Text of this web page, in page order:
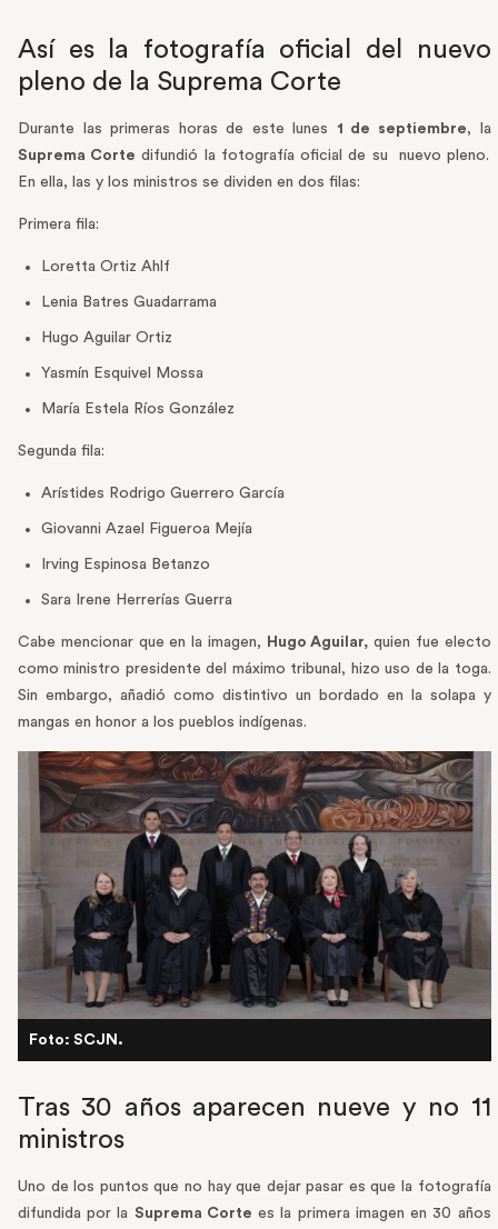
Así es la fotografía oficial del nuevo
pleno de la Suprema Corte
Durante las primeras horas de este lunes 1 de septiembre, la
Suprema Corte difundió la fotografía oficial de su nuevo pleno.
En ella, las y los ministros se dividen en dos filas:
Primera fila:
Loretta Ortiz Ahlf
Lenia Batres Guadarrama
Hugo Aguilar Ortiz
Yasmín Esquivel Mossa
María Estela Ríos González
Segunda fila:
Arístides Rodrigo Guerrero García
Giovanni Azael Figueroa Mejía
Irving Espinosa Betanzo
Sara Irene Herrerías Guerra
Cabe mencionar que en la imagen, Hugo Aguilar, quien fue electo
como ministro presidente del máximo tribunal, hizo uso de la toga.
Sin embargo, añadió como distintivo un bordado en la solapa y
mangas en honor a los pueblos indígenas.
Foto: SCJN.
Tras 30 años aparecen nueve y no 11
ministros
Uno de los puntos que no hay que dejar pasar es que la fotografía
difundida por la Suprema Corte es la primera imagen en 30 años